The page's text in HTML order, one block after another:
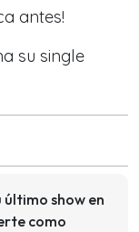
antes!
su single
último show en
como